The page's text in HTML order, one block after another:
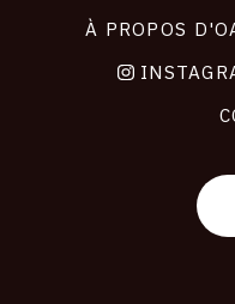
À PROPOS